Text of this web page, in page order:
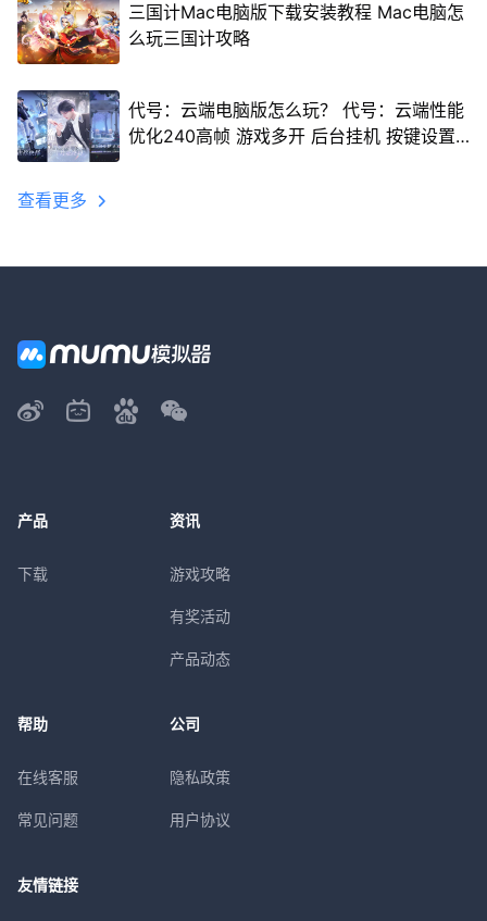
三国计Mac电脑版下载安装教程 Mac电脑怎
么玩三国计攻略
代号：云端电脑版怎么玩？ 代号：云端性能
优化240高帧 游戏多开 后台挂机 按键设置
查看更多
产品
下载
资讯
游戏攻略
有奖活动
产品动态
帮助
在线客服
常见问题
公司
隐私政策
用户协议
友情链接